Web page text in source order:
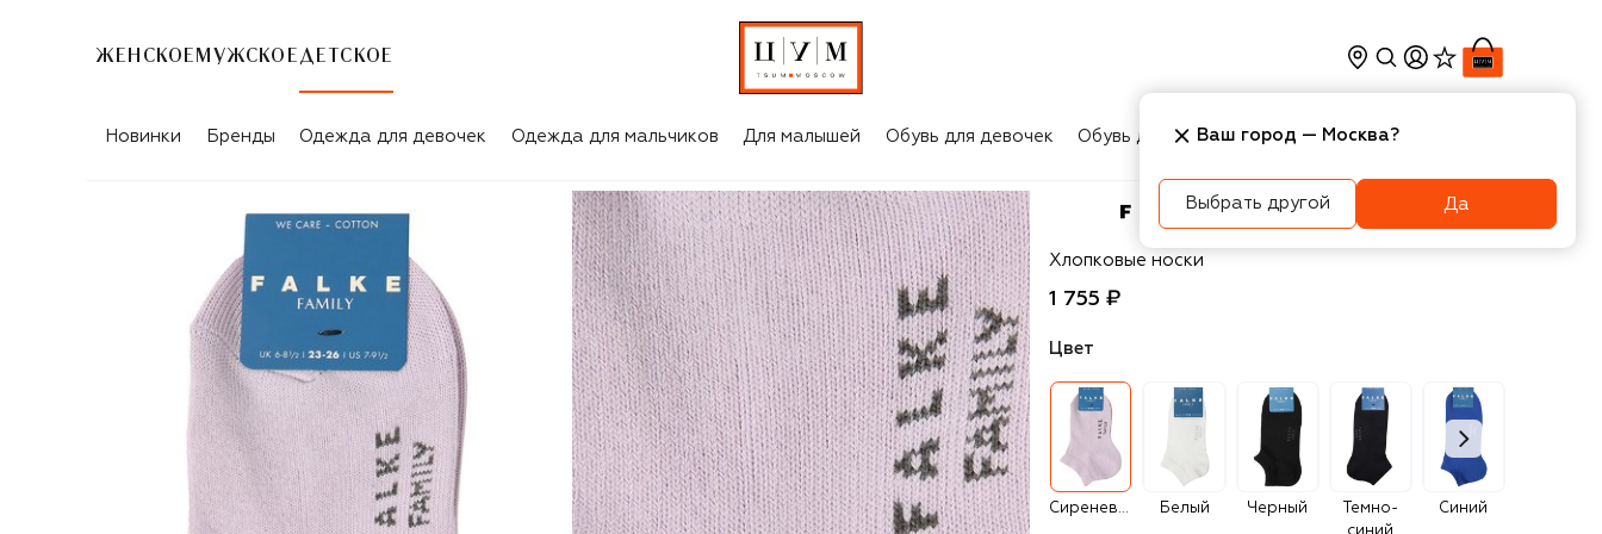
ЖЕНСКОЕ МУЖСКОЕ ДЕТСКОЕ
Новинки Бренды Одежда для девочек Одежда для мальчиков Для малышей Обувь для девочек Обувь для мальчиков Игрушки Аксесcуары
Falke
Хлопковые носки
1 755 ₽
Цвет
Сиреневый Белый Черный
Темно-
Синий
Ваш город — Москва?
Выбрать другой Да